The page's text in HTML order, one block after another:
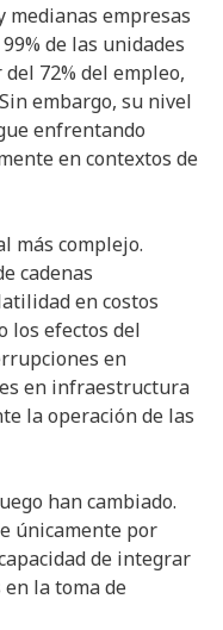
medianas empresas
de las unidades
72% del empleo,
embargo, su nivel
enfrentando
en contextos de
más complejo.
cadenas
en costos
los efectos del
en
en infraestructura
la operación de las
han cambiado.
únicamente por
de integrar
la toma de